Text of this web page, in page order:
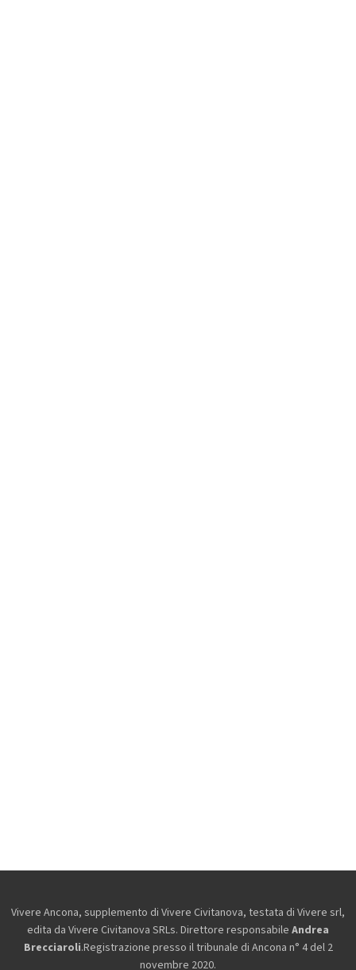
Vivere Ancona, supplemento di Vivere Civitanova, testata di Vivere srl,
edita da Vivere Civitanova SRLs. Direttore responsabile Andrea
Brecciaroli.Registrazione presso il tribunale di Ancona n° 4 del 2
novembre 2020.